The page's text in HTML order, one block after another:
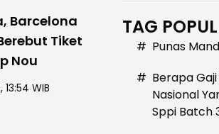
Barcelona
Tiket
Nou
WIB
TAG
# Punas
# Berapa
Nasional
Sppi Batch